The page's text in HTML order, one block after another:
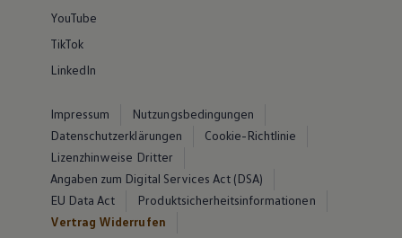
YouTube
TikTok
LinkedIn
Impressum
Nutzungsbedingungen
Datenschutzerklärungen
Cookie-Richtlinie
Lizenzhinweise Dritter
Angaben zum Digital Services Act (DSA)
EU Data Act
Produktsicherheitsinformationen
Vertrag Widerrufen